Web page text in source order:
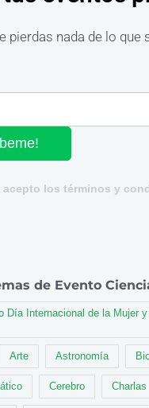
pierdas nada de lo que
acepto los términos y
de Evento
Día Internacional de la Mujer
Arte Astronomía
Cerebro Charlas